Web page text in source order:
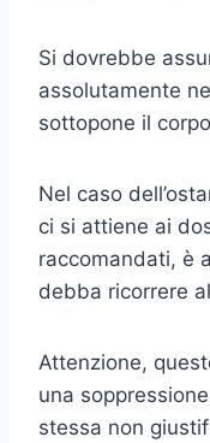
Si dovrebbe
assolutamente
sottopone il
Nel caso
ci si attiene ai
raccomandati, è
debba ricorrere
Attenzione,
una
stessa non